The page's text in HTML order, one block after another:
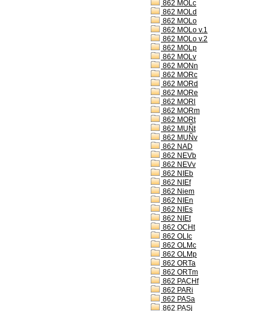
862 MOLc
862 MOLd
862 MOLo
862 MOLo v.1
862 MOLo v.2
862 MOLp
862 MOLv
862 MONn
862 MORc
862 MORd
862 MORe
862 MORl
862 MORm
862 MORt
862 MUÑt
862 MUÑv
862 NAD
862 NEVb
862 NEVv
862 NIEb
862 NIEf
862 Niem
862 NIEn
862 NIEs
862 NIEt
862 OCHt
862 OLIc
862 OLMc
862 OLMp
862 ORTa
862 ORTm
862 PACHf
862 PARi
862 PASa
862 PASj